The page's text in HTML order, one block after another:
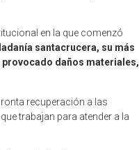
en la que comenzó
santacrucera, su más
provocado daños materiales,
recuperación a las
trabajan para atender a la